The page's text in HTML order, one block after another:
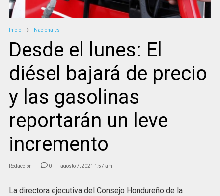
Inicio Nacionales
Desde el lunes: El
diésel bajará de precio
y las gasolinas
reportarán un leve
incremento
Redacción 0 agosto 7, 2021 1:57 am
La directora ejecutiva del Consejo Hondureño de la